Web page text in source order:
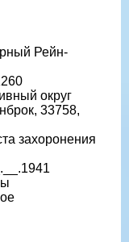
Рейн-
округ
33758,
захоронения